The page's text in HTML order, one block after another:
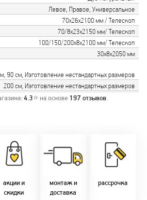
Левое, Правое, Универсальное
70х26х2100 мм / Телескоп
70/8х23х2150 мм/ Телескоп
100/150/200х8х2100 мм/ Телескоп
30х8х2050 мм
90 см, Изготовление нестандартных размеров
200 см, Изготовление нестандартных размеров
4.3⭐ на основе 197 отзывов.
акции и
скидки
Скидки:
- 2%
-многодетным -
2%
- 10%
монтаж и
доставка
фурнитуры.
Качественный
монтаж дверей,
окон и мебели.
Беларуси.
В удобное для Вас
рассрочка
Микс
2-36 мес
Магнит-5 мес.
Смарт - 4 мес.
FUN - 4 мес.